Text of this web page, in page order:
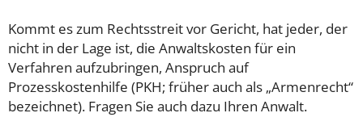
Kommt es zum Rechtsstreit vor Gericht, hat jeder, der
nicht in der Lage ist, die Anwaltskosten für ein
Verfahren aufzubringen, Anspruch auf
Prozesskostenhilfe (PKH; früher auch als „Armenrecht“
bezeichnet). Fragen Sie auch dazu Ihren Anwalt.